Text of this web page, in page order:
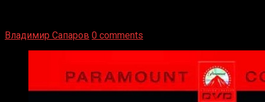
Владимир Сапаров 0 comments